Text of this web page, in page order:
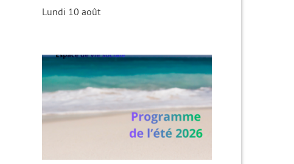
Lundi 10 août